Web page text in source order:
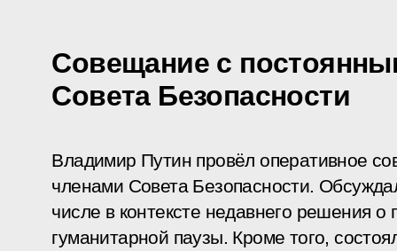
Совещание с
Совета Безопасности
Владимир Путин провёл оперативное
членами Совета Безопасности.
числе в контексте недавнего решения
гуманитарной паузы. Кроме того,